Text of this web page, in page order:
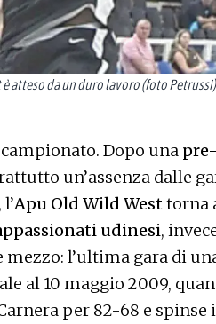
atteso da un duro lavoro (foto Petrussi)
Dopo una
un’assenza dalle
Apu Old Wild Westtorna
udinesi,
mezzo: l’ultima gara di
al 10 maggio 2009,
per 82-68 e spinse